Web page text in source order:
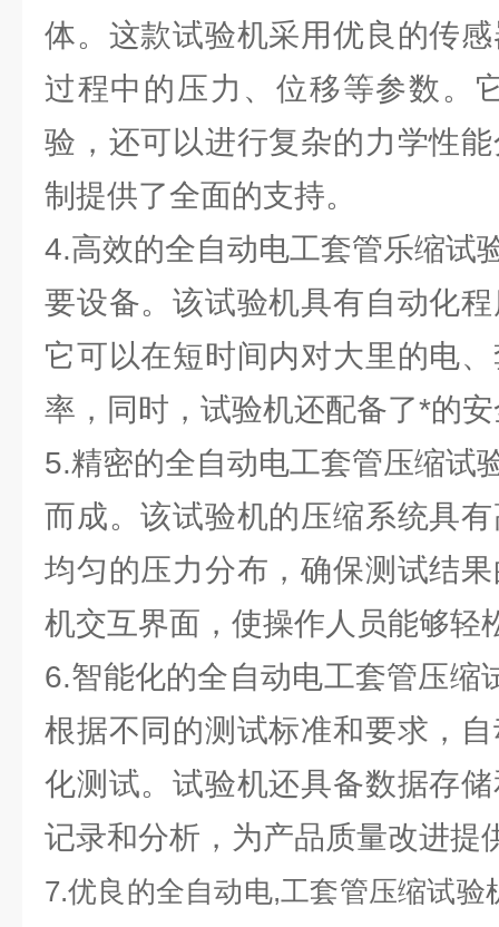
体。这款试验机采用优良的传
过程中的压力、位移等参数。
验，还可以进行复杂的力学性
制提供了全面的支持。
4.高效的全自动电工套管乐缩试
要设备。该试验机具有自动化
它可以在短时间内对大里的电
率，同时，试验机还配备了*的
5.精密的全自动电工套管压缩试
而成。该试验机的压缩系统具
均匀的压力分布，确保测试结
机交互界面，使操作人员能够轻
6.智能化的全自动电工套管压缩
根据不同的测试标准和要求，
化测试。试验机还具备数据存
记录和分析，为产品质量改进提
7.优良的全自动电,工套管压缩试验